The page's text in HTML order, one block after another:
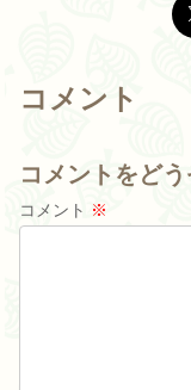
コメント
コメントをど
コメント ※